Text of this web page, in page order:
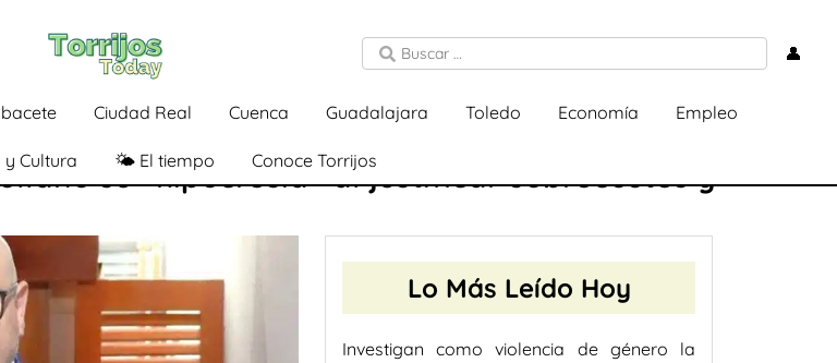
👤
Ciudad Real Cuenca Guadalajara Toledo Economía Empleo
y Cultura 🌤️ El tiempo Conoce Torrijos
su «hipocresía» al justificar sobrecostes y
Lo Más Leído Hoy
Investigan como violencia de género la